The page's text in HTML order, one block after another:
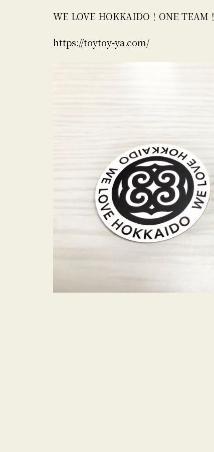
WE LOVE HOKKAIDO！ONE TEAM！
https://toytoy-ya.com/